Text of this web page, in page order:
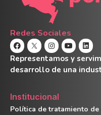
Redes Sociales
Representamos y
desarrollo de una
Institucional
Política de tratamiento